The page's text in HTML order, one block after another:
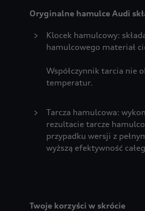
Oryginalne hamulce Audi
Klocek hamulcowy:
hamulcowego materiał
Współczynnik tarcia nie
temperatur.
Tarcza hamulcowa:
rezultacie tarcze
przypadku wersji z
wyższą efektywność
Twoje korzyści w skrócie